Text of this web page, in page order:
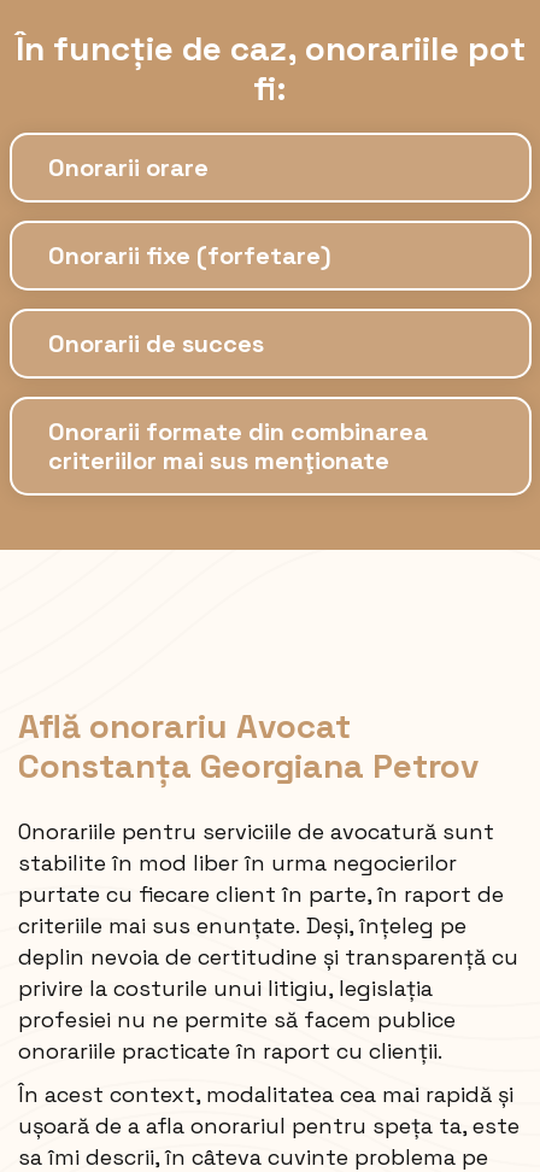
În funcție de caz, onorariile pot
fi:
Onorarii orare
Onorarii fixe (forfetare)
Onorarii de succes
Onorarii formate din combinarea
criteriilor mai sus menţionate
Află onorariu Avocat
Constanța Georgiana Petrov
Onorariile pentru serviciile de avocatură sunt
stabilite în mod liber în urma negocierilor
purtate cu fiecare client în parte, în raport de
criteriile mai sus enunțate. Deși, înțeleg pe
deplin nevoia de certitudine și transparență cu
privire la costurile unui litigiu, legislația
profesiei nu ne permite să facem publice
onorariile practicate în raport cu clienții.
În acest context, modalitatea cea mai rapidă și
ușoară de a afla onorariul pentru speța ta, este
sa îmi descrii, în câteva cuvinte problema pe